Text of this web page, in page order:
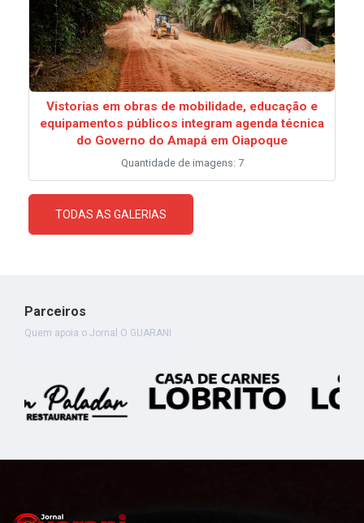
Vistorias em obras de mobilidade, educação e
equipamentos públicos integram agenda técnica
do Governo do Amapá em Oiapoque
Quantidade de imagens: 7
TODAS AS GALERIAS
Parceiros
Quem apoia o Jornal O GUARANI